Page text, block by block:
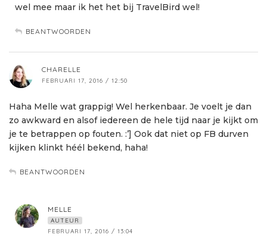
wel mee maar ik het het bij TravelBird wel!
BEANTWOORDEN
CHARELLE
FEBRUARI 17, 2016 / 12:50
Haha Melle wat grappig! Wel herkenbaar. Je voelt je dan
zo awkward en alsof iedereen de hele tijd naar je kijkt om
je te betrappen op fouten. :’] Ook dat niet op FB durven
kijken klinkt héél bekend, haha!
BEANTWOORDEN
MELLE
AUTEUR
FEBRUARI 17, 2016 / 13:04